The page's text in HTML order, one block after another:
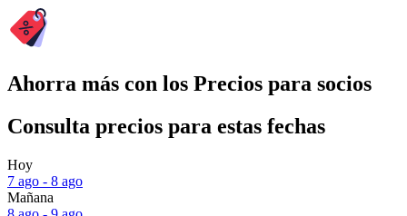
Ahorra más con los Precios para socios
Consulta precios para estas fechas
Hoy
7 ago - 8 ago
Mañana